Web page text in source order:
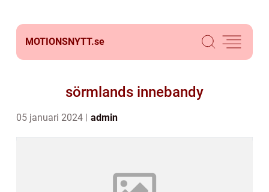
MOTIONSNYTT.se
sörmlands innebandy
05 januari 2024 admin